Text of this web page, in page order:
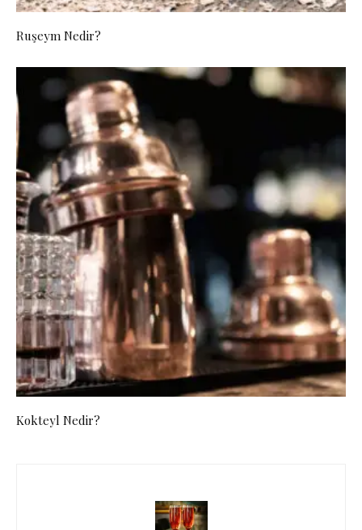
Ruşeym Nedir?
Kokteyl Nedir?